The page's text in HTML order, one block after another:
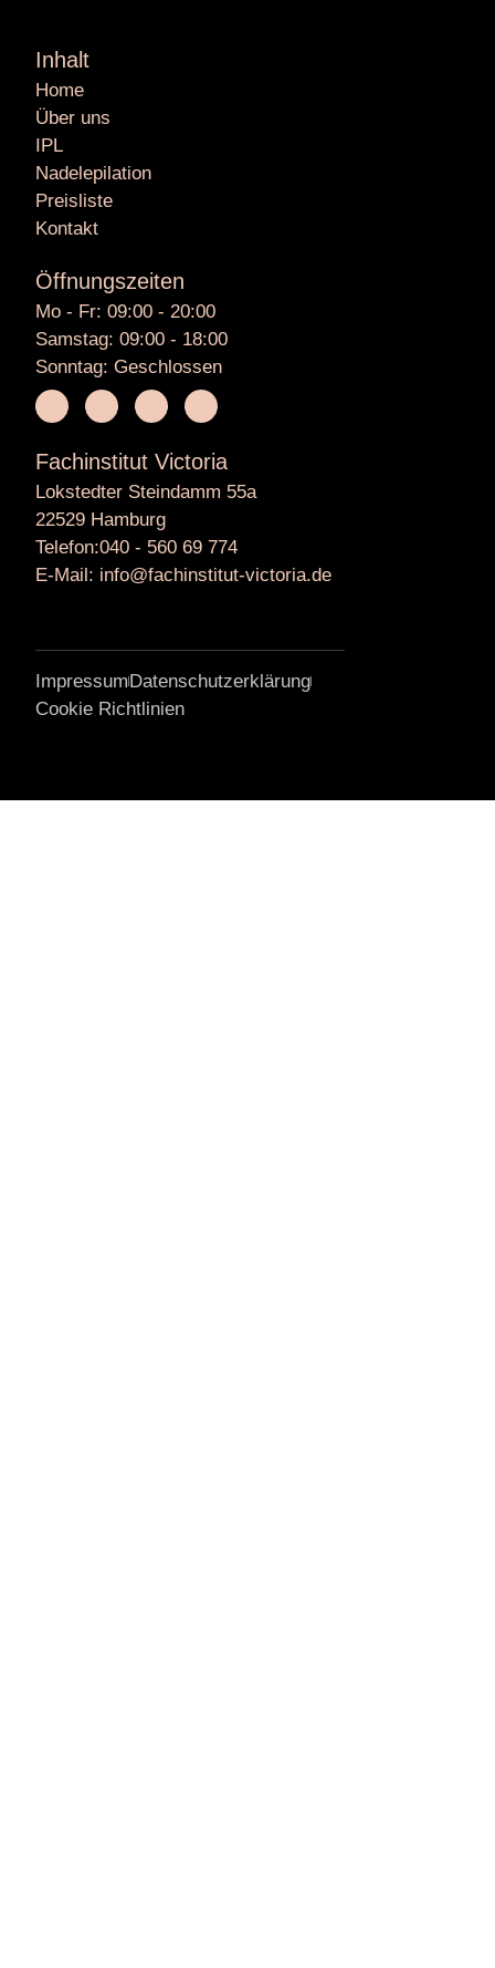
Inhalt
Home
Über uns
IPL
Nadelepilation
Preisliste
Kontakt
Öffnungszeiten
Mo - Fr: 09:00 - 20:00
Samstag: 09:00 - 18:00
Sonntag: Geschlossen
Fachinstitut Victoria
Lokstedter Steindamm 55a
22529 Hamburg
Telefon:040 - 560 69 774
E-Mail: info@fachinstitut-victoria.de
ImpressumDatenschutzerklärung
Cookie Richtlinien